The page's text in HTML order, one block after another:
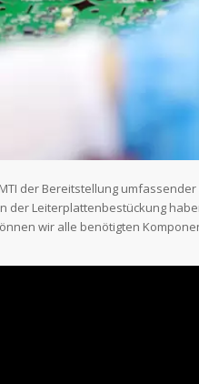
der Bereitstellung
der Leiterplattenbestückung
wir alle benötigten